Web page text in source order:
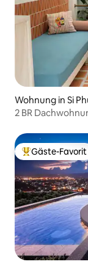
Wohnung in Si
2 BR
Beliebter
Gäste-Favorit